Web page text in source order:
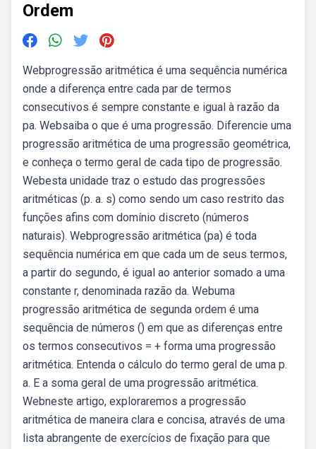
Ordem
Webprogressão aritmética é uma sequência numérica
onde a diferença entre cada par de termos
consecutivos é sempre constante e igual à razão da
pa. Websaiba o que é uma progressão. Diferencie uma
progressão aritmética de uma progressão geométrica,
e conheça o termo geral de cada tipo de progressão.
Webesta unidade traz o estudo das progressões
aritméticas (p. a. s) como sendo um caso restrito das
funções afins com domínio discreto (números
naturais). Webprogressão aritmética (pa) é toda
sequência numérica em que cada um de seus termos,
a partir do segundo, é igual ao anterior somado a uma
constante r, denominada razão da. Webuma
progressão aritmética de segunda ordem é uma
sequência de números () em que as diferenças entre
os termos consecutivos = + forma uma progressão
aritmética. Entenda o cálculo do termo geral de uma p.
a. E a soma geral de uma progressão aritmética.
Webneste artigo, exploraremos a progressão
aritmética de maneira clara e concisa, através de uma
lista abrangente de exercícios de fixação para que